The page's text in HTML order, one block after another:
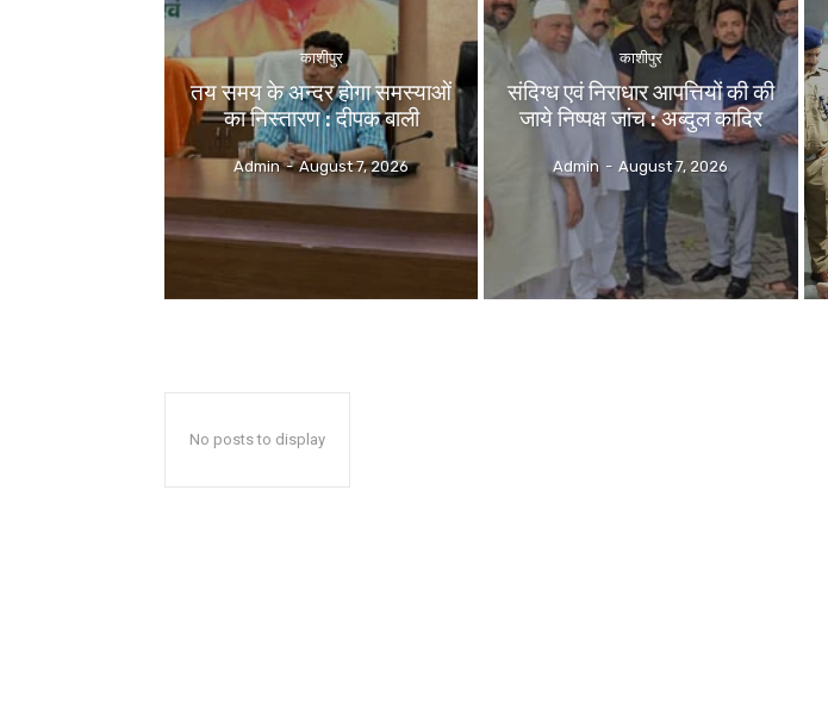
काशीपुर
तय समय के अन्दर होगा समस्याओं
का निस्तारण : दीपक बाली
Admin - August 7, 2026
काशीपुर
संदिग्ध एवं निराधार आपत्तियों की की
जाये निष्पक्ष जांच : अब्दुल कादिर
Admin - August 7, 2026
No posts to display